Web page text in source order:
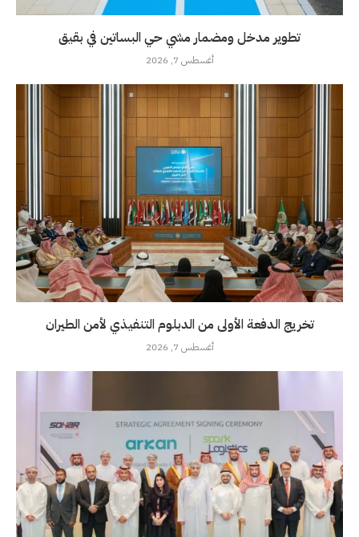
تطوير مدخل ومضمار مشي حي البساتين في بقيق
أغسطس 7, 2026
تخريج الدفعة الأولى من الدبلوم التنفيذي لأمن الطيران
أغسطس 7, 2026